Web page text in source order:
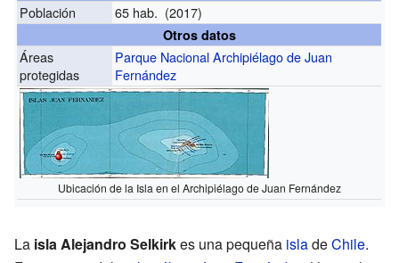
Población 65 hab. (2017)
Otros datos
Áreas
protegidas
Parque Nacional Archipiélago de Juan
Fernández
Ubicación de la Isla en el Archipiélago de Juan Fernández
La isla Alejandro Selkirkes una pequeña isladeChile.